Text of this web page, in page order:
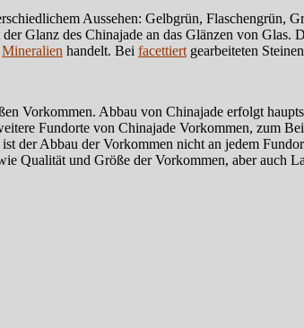
Aussehen: Gelbgrün,
Glanz des Chinajade an das Glänzen von
Mineralien handelt. Bei facettiert gearbeiteten
Vorkommen. Abbau von Chinajade erfolgt
Fundorte von Chinajade Vorkommen, zum
der Abbau der Vorkommen nicht an jedem
Qualität und Größe der Vorkommen, aber auch